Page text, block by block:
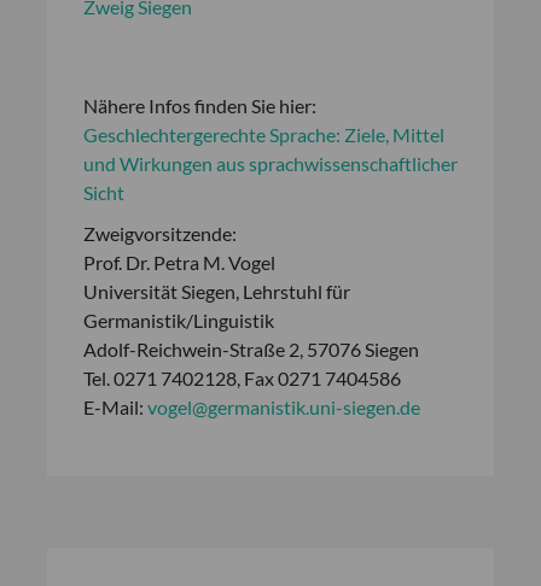
Zweig Siegen
Nähere Infos finden Sie hier:
Geschlechtergerechte Sprache: Ziele, Mittel
und Wirkungen aus sprachwissenschaftlicher
Sicht
Zweigvorsitzende:
Prof. Dr. Petra M. Vogel
Universität Siegen, Lehrstuhl für
Germanistik/Linguistik
Adolf-Reichwein-Straße 2, 57076 Siegen
Tel. 0271 7402128, Fax 0271 7404586
E-Mail: vogel@germanistik.uni-siegen.de